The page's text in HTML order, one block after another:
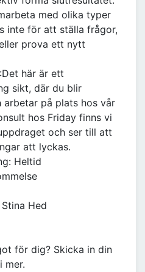
med olika typer
inte för att ställa frågor,
prova ett nytt
här är ett
sikt, där du blir
arbetar på plats hos vår
hos Friday finns vi
och ser till att
att lyckas.
Heltid
Hed
för dig? Skicka in din
mer.